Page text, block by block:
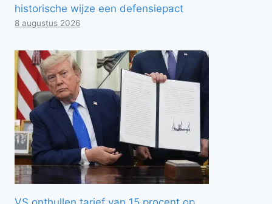
historische wijze een defensiepact
8 augustus 2026